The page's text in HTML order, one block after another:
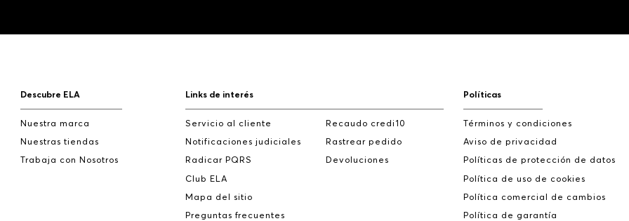
Descubre ELA
Nuestra marca
Nuestras tiendas
Trabaja con Nosotros
Links de interés
Servicio al cliente
Notificaciones judiciales
Radicar PQRS
Club ELA
Mapa del sitio
Preguntas frecuentes
Recaudo credi10
Rastrear pedido
Devoluciones
Políticas
Términos y condiciones
Aviso de privacidad
Políticas de protección de datos
Política de uso de cookies
Política comercial de cambios
Política de garantía